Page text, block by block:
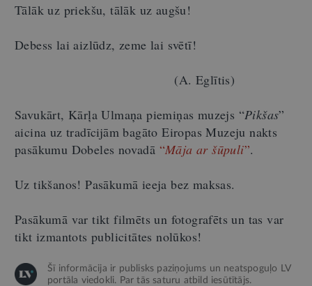
Tālāk uz priekšu, tālāk uz augšu!
Debess lai aizlūdz, zeme lai svētī!
(A. Eglītis)
Savukārt, Kārļa Ulmaņa piemiņas muzejs “Pikšas”
aicina uz tradīcijām bagāto Eiropas Muzeju nakts
pasākumu Dobeles novadā “Māja ar šūpuli”.
Uz tikšanos! Pasākumā ieeja bez maksas.
Pasākumā var tikt filmēts un fotografēts un tas var
tikt izmantots publicitātes nolūkos!
Šī informācija ir publisks paziņojums un neatspoguļo LV
portāla viedokli. Par tās saturu atbild iesūtītājs.